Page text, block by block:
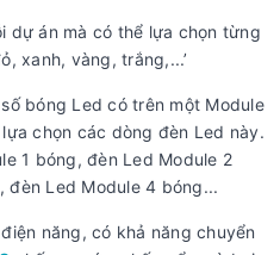
dự án mà có thể lựa chọn từng
xanh, vàng, trắng,...’
bóng Led có trên một Module
chọn các dòng đèn Led này.
1 bóng, đèn Led Module 2
đèn Led Module 4 bóng...
năng, có khả năng chuyển